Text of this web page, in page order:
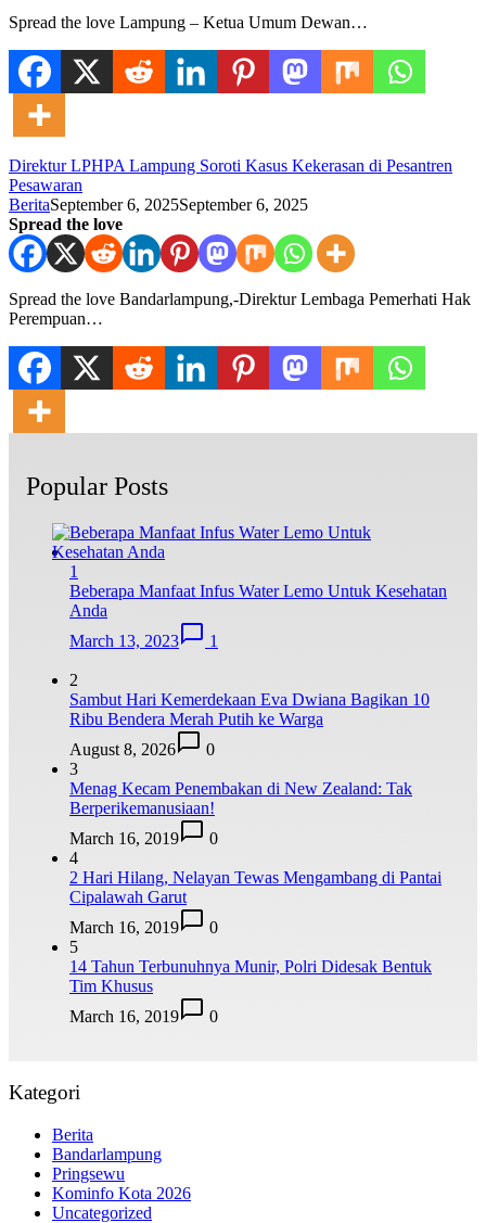
Spread the love Lampung – Ketua Umum Dewan…
Direktur LPHPA Lampung Soroti Kasus Kekerasan di Pesantren
Pesawaran
BeritaSeptember 6, 2025September 6, 2025
Spread the love
Spread the love Bandarlampung,-Direktur Lembaga Pemerhati Hak
Perempuan…
Popular Posts
1
Beberapa Manfaat Infus Water Lemo Untuk Kesehatan
Anda
March 13, 2023
1
2
Sambut Hari Kemerdekaan Eva Dwiana Bagikan 10
Ribu Bendera Merah Putih ke Warga
August 8, 2026
0
3
Menag Kecam Penembakan di New Zealand: Tak
Berperikemanusiaan!
March 16, 2019
0
4
2 Hari Hilang, Nelayan Tewas Mengambang di Pantai
Cipalawah Garut
March 16, 2019
0
5
14 Tahun Terbunuhnya Munir, Polri Didesak Bentuk
Tim Khusus
March 16, 2019
0
Kategori
Berita
Bandarlampung
Pringsewu
Kominfo Kota 2026
Uncategorized